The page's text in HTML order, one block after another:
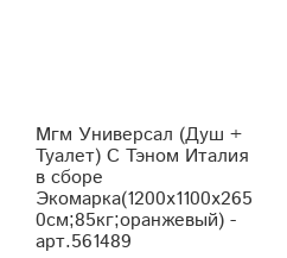
Мгм Универсал (Душ +
Туалет) С Тэном Италия
в сборе
Экомарка(1200x1100x265
0см;85кг;оранжевый) -
арт.561489